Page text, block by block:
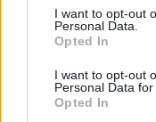
consent section.
I want to opt-out
Personal Data.
Opted In
I want to opt-out
Personal Data for
Opted In
klubot, TV2-t stb..
liberalis
szama az atadas